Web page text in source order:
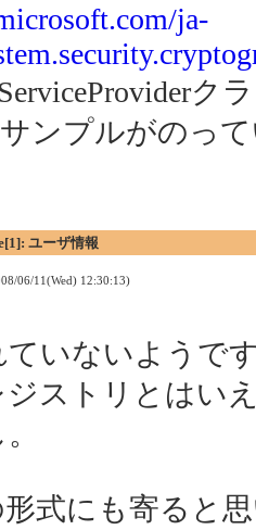
ja-
ンプルがのっ
ユーザ情報
06/11(Wed) 12:30:13)
いないようで
ストリとはい
式にも寄ると